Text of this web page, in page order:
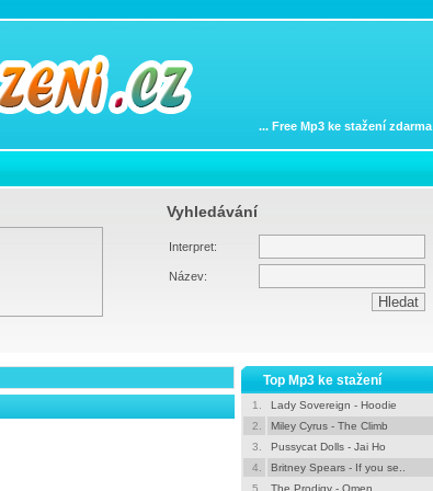
... Free Mp3 ke stažení zdarma
Vyhledávání
Interpret:
Název:
Top Mp3 ke stažení
1.
Lady Sovereign - Hoodie
2.
Miley Cyrus - The Climb
3.
Pussycat Dolls - Jai Ho
4.
Britney Spears - If you se..
5.
The Prodigy - Omen